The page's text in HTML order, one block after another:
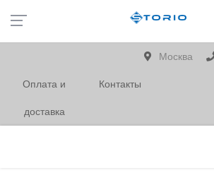
Москва
Оплата и
доставка
Контакты